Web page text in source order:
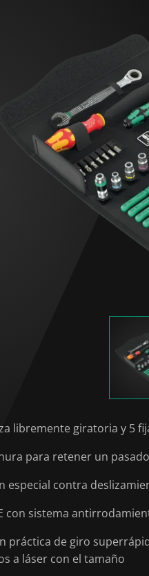
libremente giratoria y 5
para retener un
especial contra
con sistema
práctica de giro
a láser con el tamaño